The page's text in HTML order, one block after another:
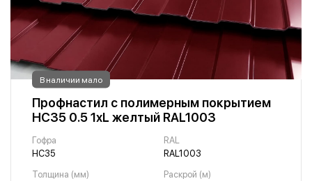
В наличии мало
Профнастил с полимерным покрытием
НС35 0.5 1хL желтый RAL1003
Гофра
НС35
RAL
RAL1003
Толщина (мм)
Раскрой (м)